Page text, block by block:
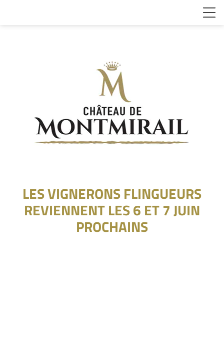
LES VIGNERONS FLINGUEURS
REVIENNENT LES 6 ET 7 JUIN
PROCHAINS